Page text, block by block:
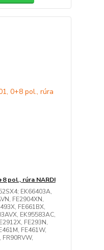
pol., rúra NARDI
EK66403A,
FE2904XN,
FE661BX,
EK95583AC,
FE293N,
FE461W,
FR90RVW,